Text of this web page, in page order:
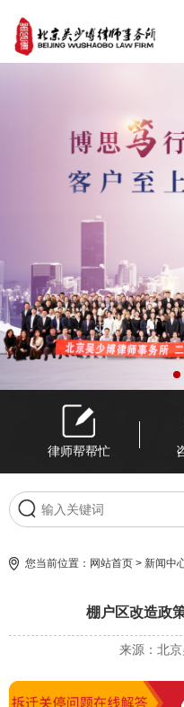
律师帮帮忙
您当前位置： 网站首页 > 新闻中
棚户区改造政
来源：北